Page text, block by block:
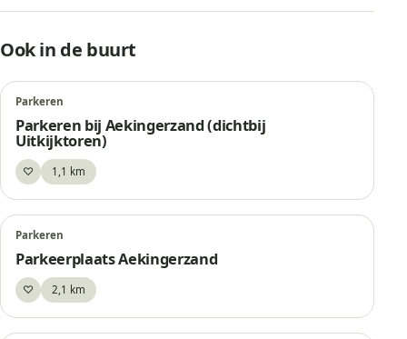
Ook in de buurt
Parkeren
Parkeren bij Aekingerzand (dichtbij
Uitkijktoren)
♡Bewaar1,1 km
Parkeren
Parkeerplaats Aekingerzand
♡Bewaar2,1 km